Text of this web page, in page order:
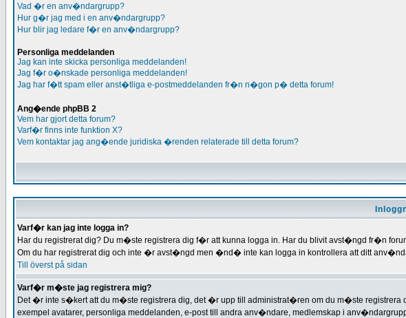
Vad �r en anv�ndargrupp?
Hur g�r jag med i en anv�ndargrupp?
Hur blir jag ledare f�r en anv�ndargrupp?
Personliga meddelanden
Jag kan inte skicka personliga meddelanden!
Jag f�r o�nskade personliga meddelanden!
Jag har f�tt spam eller anst�tliga e-postmeddelanden fr�n n�gon p� detta forum!
Ang�ende phpBB 2
Vem har gjort detta forum?
Varf�r finns inte funktion X?
Vem kontaktar jag ang�ende juridiska �renden relaterade till detta forum?
Varf�r kan jag inte logga in?
Har du registrerat dig? Du m�ste registrera dig f�r att kunna logga in. Har du blivit avst�ngd fr�n
Om du har registrerat dig och inte �r avst�ngd men �nd� inte kan logga in kontrollera att ditt
Till överst på sidan
Varf�r m�ste jag registrera mig?
Det �r inte s�kert att du m�ste registrera dig, det �r upp till administrat�ren om du m�ste
exempel avatarer, personliga meddelanden, e-post till andra anv�ndare, medlemskap i